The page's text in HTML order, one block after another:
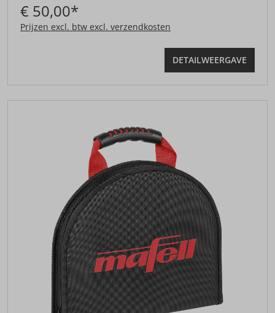
€ 50,00*
Prijzen excl. btw excl. verzendkosten
DETAILWEERGAVE